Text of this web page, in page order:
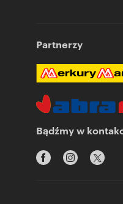
Partnerzy
Bądźmy w